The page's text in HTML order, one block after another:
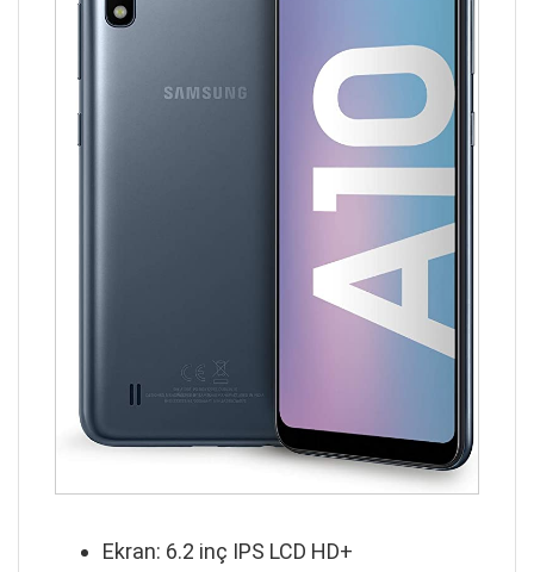
Ekran: 6.2 inç IPS LCD HD+